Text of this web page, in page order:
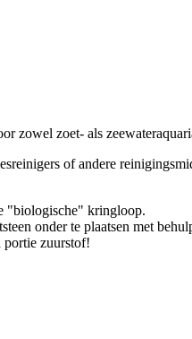
zowel zoet- als
of andere
"biologische" kringloop.
onder te plaatsen met
zuurstof!